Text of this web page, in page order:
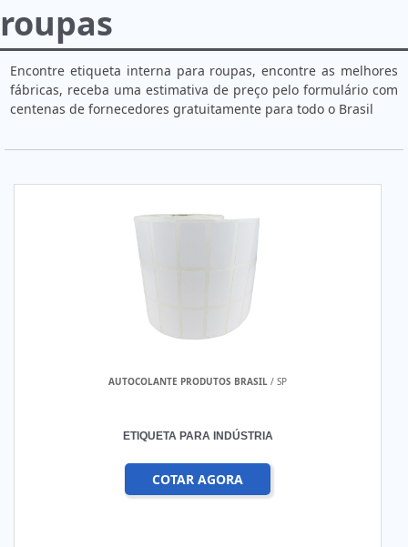
roupas
Encontre etiqueta interna para roupas, encontre as melhores
fábricas, receba uma estimativa de preço pelo formulário com
centenas de fornecedores gratuitamente para todo o Brasil
AUTOCOLANTE PRODUTOS BRASIL / SP
ETIQUETA PARA INDÚSTRIA
COTAR AGORA